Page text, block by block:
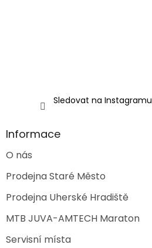
Sledovat na Instagramu
Informace
O nás
Prodejna Staré Město
Prodejna Uherské Hradiště
MTB JUVA-AMTECH Maraton
Servisní místa